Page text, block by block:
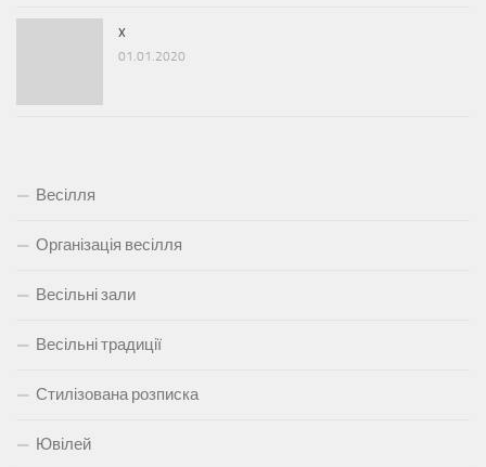
x
01.01.2020
Весілля
Організація весілля
Весільні зали
Весільні традиції
Стилізована розписка
Ювілей